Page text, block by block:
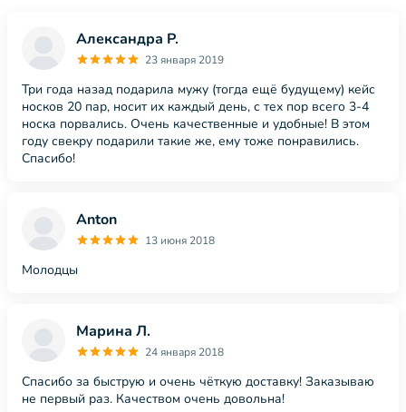
Александра Р.
23 января 2019
Три года назад подарила мужу (тогда ещё будущему) кейс
носков 20 пар, носит их каждый день, с тех пор всего 3-4
носка порвались. Очень качественные и удобные! В этом
году свекру подарили такие же, ему тоже понравились.
Спасибо!
Anton
13 июня 2018
Молодцы
Марина Л.
24 января 2018
Спасибо за быструю и очень чёткую доставку! Заказываю
не первый раз. Качеством очень довольна!